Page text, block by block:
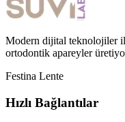
Modern dijital teknolojiler
ortodontik apareyler
Festina Lente
Hızlı Bağlantılar